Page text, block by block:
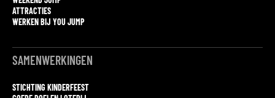
ATTRACTIES
WERKEN BIJ YOU JUMP
SAMENWERKINGEN
STICHTING KINDERFEEST